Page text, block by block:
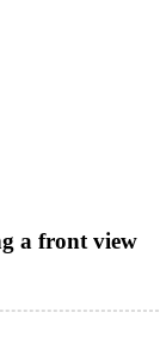
a front view